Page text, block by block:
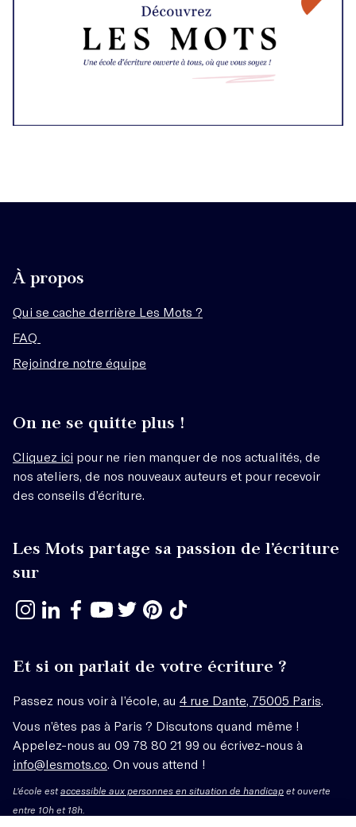
À propos
Qui se cache derrière Les Mots ?
FAQ
Rejoindre notre équipe
On ne se quitte plus !
Cliquez ici pour ne rien manquer de nos actualités, de
nos ateliers, de nos nouveaux auteurs et pour recevoir
des conseils d’écriture.
Les Mots partage sa passion de l’écriture
sur
Et si on parlait de votre écriture ?
Passez nous voir à l’école, au 4 rue Dante, 75005 Paris
Vous n’êtes pas à Paris ? Discutons quand même !
Appelez-nous au 09 78 80 21 99 ou écrivez-nous à
info@lesmots.co . On vous attend !
L'école estaccessible aux personnes en situation de handicap et ouverte
entre 10h et 18h.